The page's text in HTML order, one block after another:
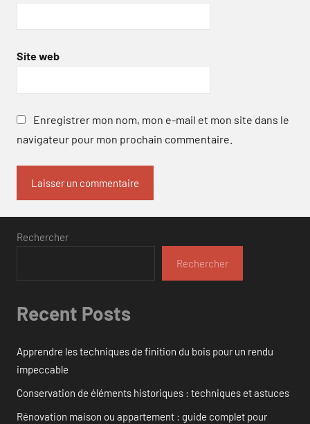
Site web
Enregistrer mon nom, mon e-mail et mon site dans le
navigateur pour mon prochain commentaire.
Rechercher
Rechercher
Recent Posts
Apprendre les techniques de finition du bois pour un rendu
impeccable
Conservation de éléments historiques : techniques et astuces
Rénovation maison ou appartement : guide complet pour